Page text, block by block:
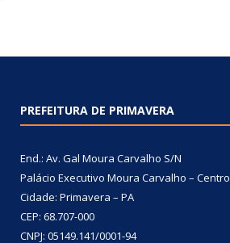
PREFEITURA DE PRIMAVERA
End.: Av. Gal Moura Carvalho S/N
Palácio Executivo Moura Carvalho – Centro
Cidade: Primavera – PA
CEP: 68.707-000
CNPJ: 05149.141/0001-94